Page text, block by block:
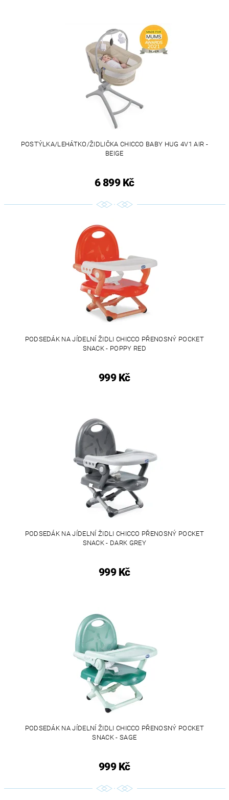
POSTÝLKA/LEHÁTKO/ŽIDLIČKA CHICCO BABY HUG 4V1 AIR -
BEIGE
6 899 Kč
PODSEDÁK NA JÍDELNÍ ŽIDLI CHICCO PŘENOSNÝ POCKET
SNACK - POPPY RED
999 Kč
PODSEDÁK NA JÍDELNÍ ŽIDLI CHICCO PŘENOSNÝ POCKET
SNACK - DARK GREY
999 Kč
PODSEDÁK NA JÍDELNÍ ŽIDLI CHICCO PŘENOSNÝ POCKET
SNACK - SAGE
999 Kč